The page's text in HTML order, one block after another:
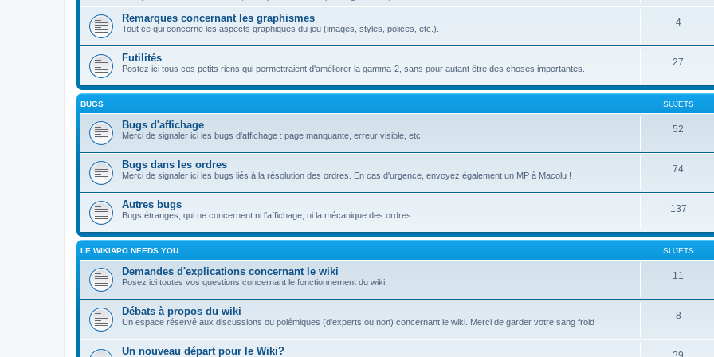
Remarques concernant les graphismes
Tout ce qui concerne les aspects graphiques du jeu (images, styles, polices, etc.).
4
Futilités
Postez ici tous ces petits riens qui permettraient d'améliorer la gamma-2, sans pour autant être des choses importantes.
27
BUGS SUJETS
Bugs d'affichage
Merci de signaler ici les bugs d'affichage : page manquante, erreur visible, etc.
52
Bugs dans les ordres
Merci de signaler ici les bugs liés à la résolution des ordres. En cas d'urgence, envoyez également un MP à Macolu !
74
Autres bugs
Bugs étranges, qui ne concernent ni l'affichage, ni la mécanique des ordres.
137
LE WIKIAPO NEEDS YOU SUJETS
Demandes d'explications concernant le wiki
Posez ici toutes vos questions concernant le fonctionnement du wiki.
11
Débats à propos du wiki
Un espace réservé aux discussions ou polémiques (d'experts ou non) concernant le wiki. Merci de garder votre sang froid !
8
Un nouveau départ pour le Wiki?